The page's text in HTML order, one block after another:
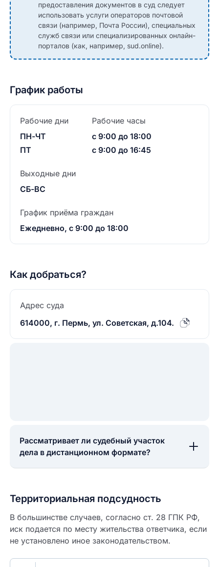
предоставления документов в суд следует
использовать услуги операторов почтовой
связи (например, Почта России), специальных
служб связи или специализированных онлайн-
порталов (как, например, sud.online).
График работы
Рабочие дни
ПН-ЧТ
ПТ
Рабочие часы
с 9:00 до 18:00
с 9:00 до 16:45
Выходные дни
СБ-ВС
График приёма граждан
Ежедневно, с 9:00 до 18:00
Как добраться?
Адрес суда
614000, г. Пермь, ул. Советская, д.104.
Рассматривает ли судебный участок
дела в дистанционном формате?
Территориальная подсудность
В большинстве случаев, согласно ст. 28 ГПК РФ,
иск подается по месту жительства ответчика, если
не установлено иное законодательством.